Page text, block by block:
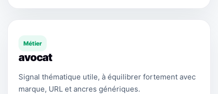
Métier
avocat
Signal thématique utile, à équilibrer fortement avec
marque, URL et ancres génériques.